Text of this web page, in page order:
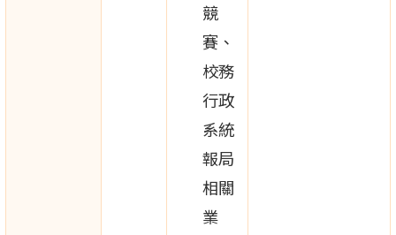
競
賽、
校務
行政
系統
報局
相關
業